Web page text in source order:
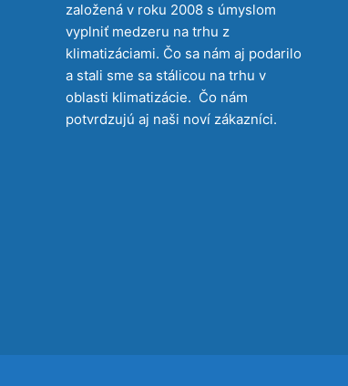
založená v roku 2008 s úmyslom
vyplniť medzeru na trhu z
klimatizáciami. Čo sa nám aj podarilo
a stali sme sa stálicou na trhu v
oblasti klimatizácie. Čo nám
potvrdzujú aj naši noví zákazníci.